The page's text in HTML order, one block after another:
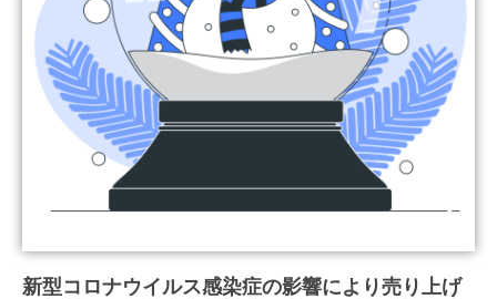
新型コロナウイルス感染症の影響により売り上げ